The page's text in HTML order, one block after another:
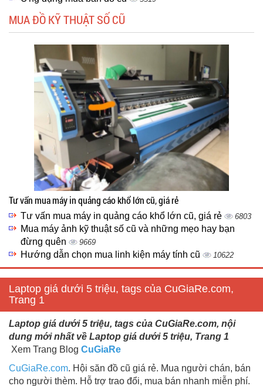
MUA ĐỒ KỸ THUẬT SỐ CŨ
Tư vấn mua máy in quảng cáo khổ lớn cũ, giá rẻ
Tư vấn mua máy in quảng cáo khổ lớn cũ, giá rẻ 6803
Mua máy ảnh kỹ thuật số cũ và những mẹo hay bạn
đừng quên
9669
Hướng dẫn chọn mua linh kiện máy tính cũ 10622
Laptop giá dưới 5 triệu, tags của CuGiaRe.com,
Trang 1
Laptop giá dưới 5 triệu, tags của CuGiaRe.com, nội
dung mới nhất về Laptop giá dưới 5 triệu, Trang 1
Xem Trang Blog CuGiaRe
CuGiaRe.com. Hội săn đồ cũ giá rẻ. Mua người chán, bán
cho người thèm. Hỗ trợ trao đổi, mua bán nhanh miễn phí.